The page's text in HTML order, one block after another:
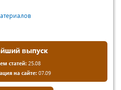
выпуск
статей: 25.08
на сайте:07.09